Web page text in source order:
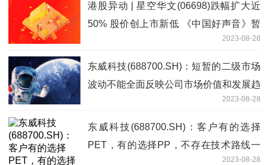
港股异动 | 星空华文(06698)跌幅扩大近
50% 股价创上市新低 《中国好声音》暂
2023-08-28
东威科技(688700.SH)：短暂的二级市场
波动不能全面反映公司市场价值和发展趋
势；发展长期向好的趋势没有改变2023-08-28
东威科技(688700.SH)：客户有的选择
PET，有的选择PP，不存在技术路线一
2023-08-28